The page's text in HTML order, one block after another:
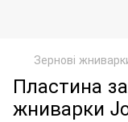
Зернові
Пластина
жниварки